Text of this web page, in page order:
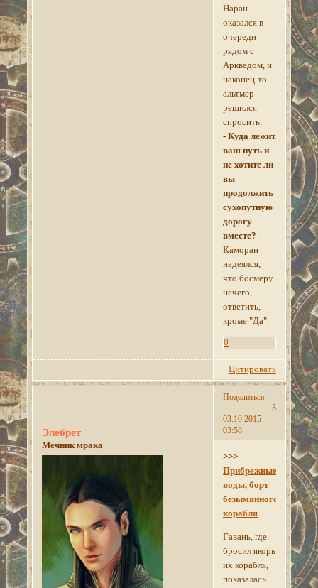
Наран
оказался в
очереди
рядом с
Аркведом, и
наконец-то
альтмер
решился
спросить:
- Куда лежит
ваш путь и
не хотите ли
вы
продолжить
сухопутную
дорогу
вместе? -
Каморан
надеялся,
что босмеру
нечего,
ответить,
кроме "Да".
0
Цитировать
Поделиться
3
03.10.2015
03:58
Элебрет
Мечник мрака
>>>
Прибрежные
воды, борт
безымянного
корабля
Гавань, где
бросил якорь
их корабль,
показалась